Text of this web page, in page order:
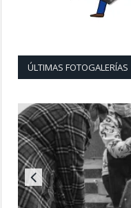
ÚLTIMAS FOTOGALERÍAS